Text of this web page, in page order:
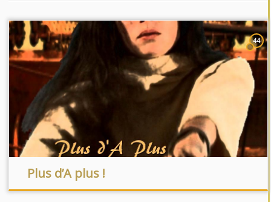
44
Plus d’A plus !